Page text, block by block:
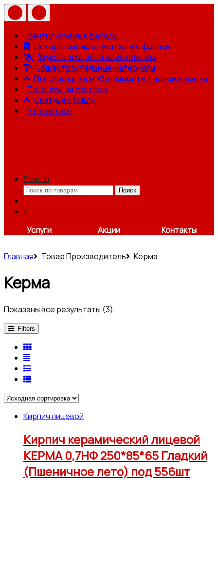
Вентилируемые фасады
Декоративные штукатурные фасады
Звукоизоляционные материалы
Общестроительные материалы
Плоские кровли, Фундаменты, Гидроизоляция
Потолочная система
Скатные кровли
Утеплитель
Search
Искать:
Поиск
0
Услуги
Акции Контакты
Главная Товар Производитель Керма
Керма
Показаны все результаты (3)
Filters
Кирпич лицевой
Кирпич керамический лицевой
КЕРМА 0,7НФ 250*85*65 Гладкий
(Пшеничное лето) под 556шт